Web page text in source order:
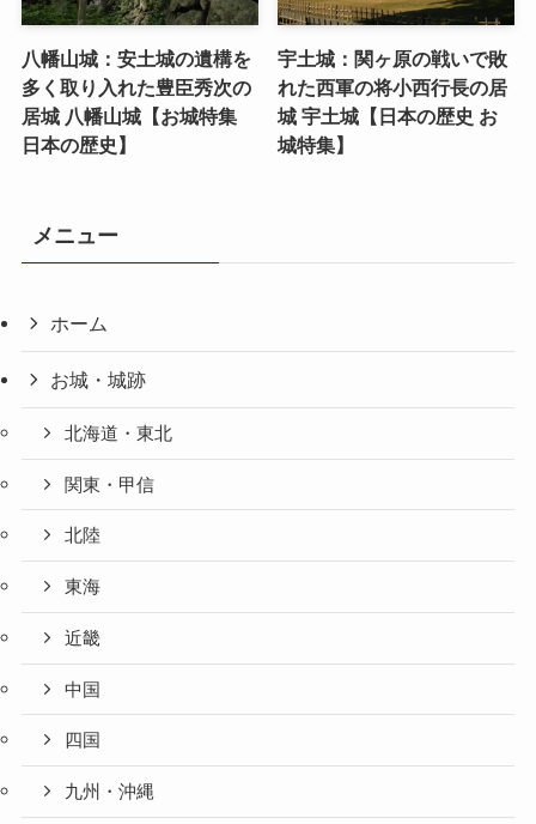
八幡山城：安土城の遺構を
多く取り入れた豊臣秀次の
居城 八幡山城【お城特集
日本の歴史】
宇土城：関ヶ原の戦いで敗
れた西軍の将小西行長の居
城 宇土城【日本の歴史 お
城特集】
メニュー
ホーム
お城・城跡
北海道・東北
関東・甲信
北陸
東海
近畿
中国
四国
九州・沖縄